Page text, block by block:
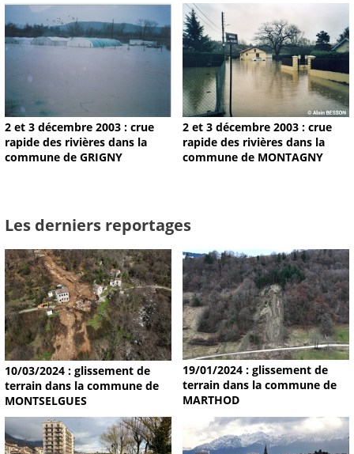
2 et 3 décembre 2003 : crue
rapide des rivières dans la
commune de GRIGNY
2 et 3 décembre 2003 : crue
rapide des rivières dans la
commune de MONTAGNY
Les derniers reportages
10/03/2024 : glissement de
terrain dans la commune de
MONTSELGUES
19/01/2024 : glissement de
terrain dans la commune de
MARTHOD